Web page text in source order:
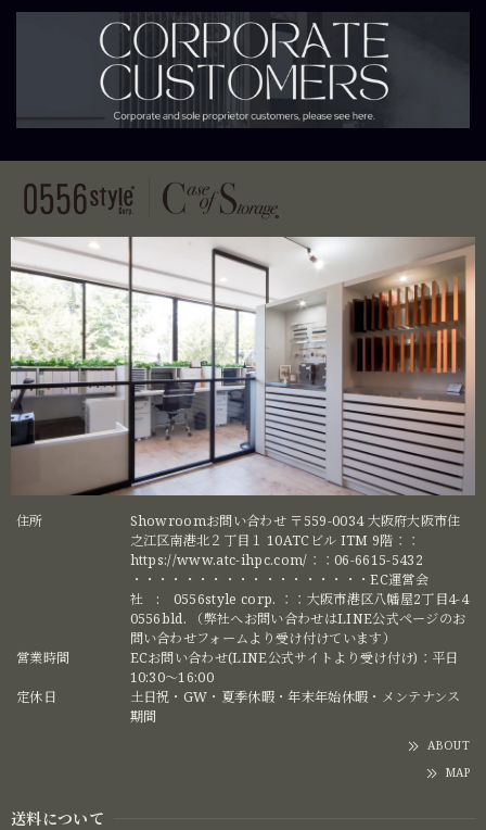
住所
Showroomお問い合わせ 〒559-0034 大阪府大阪市住
之江区南港北２丁目１ 10ATCビル ITM 9階：：
https://www.atc-ihpc.com/：：06-6615-5432
・・・・・・・・・・・・・・・・・・EC運営会
社 : 0556style corp. ：：大阪市港区八幡屋2丁目4-4
0556bld. （弊社へお問い合わせはLINE公式ページのお
問い合わせフォームより受け付けています）
営業時間
ECお問い合わせ(LINE公式サイトより受け付け)：平日
10:30〜16:00
定休日
土日祝・GW・夏季休暇・年末年始休暇・メンテナンス
期間
ABOUT
MAP
送料について